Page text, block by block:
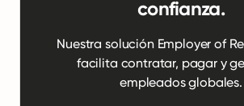
confianza.
Nuestra solución Employer of
facilita contratar, pagar y
empleados globales.